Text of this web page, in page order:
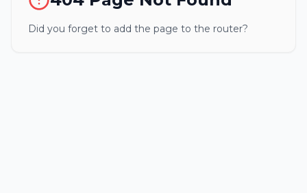
Did you forget to add the page to the router?